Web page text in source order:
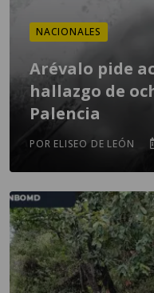
NACIONALES
Arévalo pide
hallazgo de
Palencia
POR ELISEO DE LEÓN